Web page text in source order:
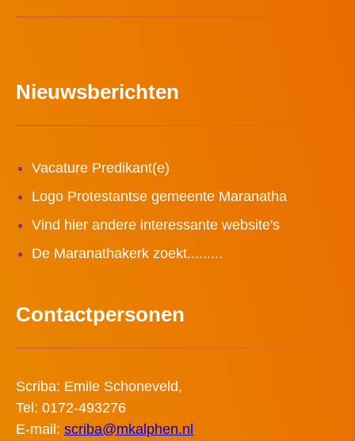
Nieuwsberichten
Vacature Predikant(e)
Logo Protestantse gemeente Maranatha
Vind hier andere interessante website's
De Maranathakerk zoekt.........
Contactpersonen
Scriba: Emile Schoneveld,
Tel: 0172-493276
E-mail: scriba@mkalphen.nl